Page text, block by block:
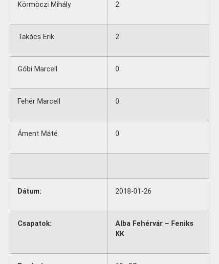
Körmöczi Mihály 2
Takács Erik 2
Góbi Marcell 0
Fehér Marcell 0
Áment Máté 0
Dátum: 2018-01-26
Csapatok:
Alba Fehérvár – Feniks
KK